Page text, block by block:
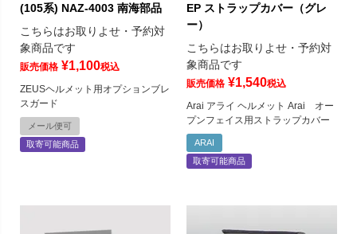
(105系) NAZ-4003 南海部品
こちらはお取りよせ・予約対
象商品です
販売価格 ¥1,100税込
ZEUSヘルメット用オプションブレ
スガード
メール便可
取寄可能商品
EP ストラップカバー（グレ
ー）
こちらはお取りよせ・予約対
象商品です
販売価格 ¥1,540税込
Arai アライ ヘルメット Arai オー
プンフェイス用ストラップカバー
ARAI
取寄可能商品